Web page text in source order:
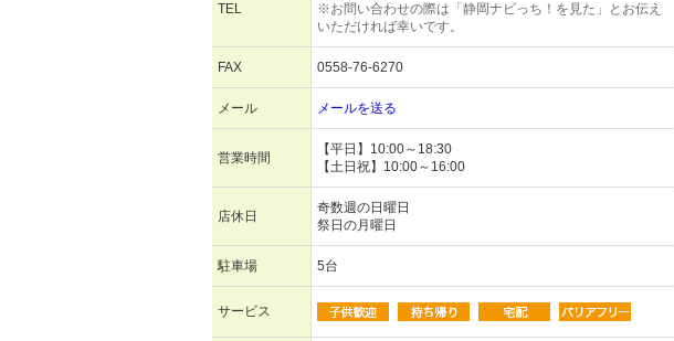
TEL
※お問い合わせの際は「静岡ナビっち！を見た」とお伝え
いただければ幸いです。
FAX 0558-76-6270
メール メールを送る
営業時間
【平日】10:00～18:30
【土日祝】10:00～16:00
店休日
奇数週の日曜日
祭日の月曜日
駐車場 5台
サービス